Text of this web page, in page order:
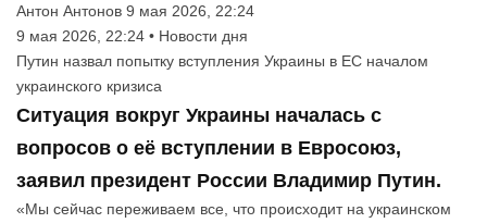
Антон Антонов 9 мая 2026, 22:24
9 мая 2026, 22:24 • Новости дня
Путин назвал попытку вступления Украины в ЕС началом
украинского кризиса
Ситуация вокруг Украины началась с
вопросов о её вступлении в Евросоюз,
заявил президент России Владимир Путин.
«Мы сейчас переживаем все, что происходит на украинском